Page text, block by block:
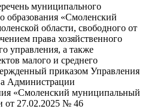
муниципального
образования «Смоленский
области, свободного от
права хозяйственного
управления, а также
малого и среднего
приказом Управления
Администрации
«Смоленский муниципальный
от 27.02.2025 № 46